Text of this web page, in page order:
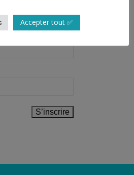
Accepter tout ✅